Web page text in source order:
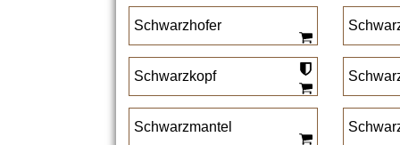
Schwarzhofer
Schwarzkopf
Schwarzmantel